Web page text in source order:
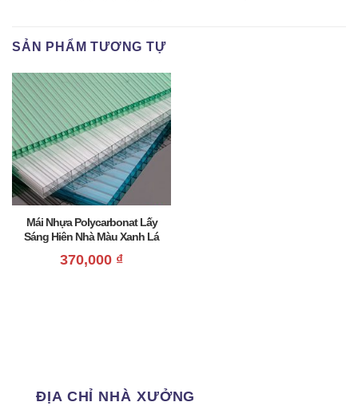
SẢN PHẨM TƯƠNG TỰ
Mái Nhựa Polycarbonat Lấy
Sáng Hiên Nhà Màu Xanh Lá
370,000 ₫
ĐỊA CHỈ NHÀ XƯỞNG